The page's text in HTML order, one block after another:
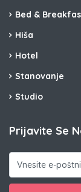
Bed &
Hiša
Hotel
Stanovanje
Studio
Prijavite Se